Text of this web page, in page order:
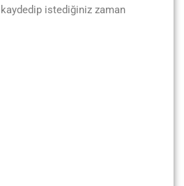
istediğiniz zaman